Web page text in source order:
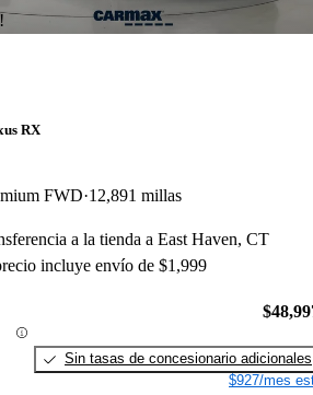
RX
FWD 12,891 millas
a la tienda a East Haven, CT
incluye envío de $1,999
Sin tasas de concesionario adicionales
$927/mes